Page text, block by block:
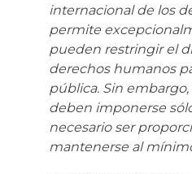
internacional de los
permite
pueden restringir el
derechos humanos
pública. Sin
deben imponerse
necesario ser
mantenerse al